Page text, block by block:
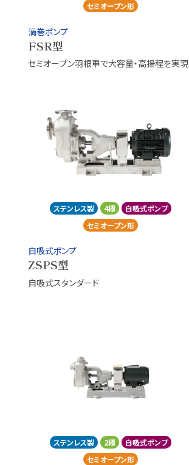
セミオープン形
渦巻ポンプ
FSR型
セミオープン羽根車で大容量・高揚程を実現
ステンレス製 4極
自吸式ポンプ
セミオープン形
自吸式ポンプ
ZSPS型
自吸式スタンダード
ステンレス製 2極
自吸式ポンプ
セミオープン形